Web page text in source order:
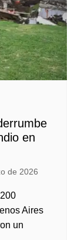
en
de 2026
Aires
un